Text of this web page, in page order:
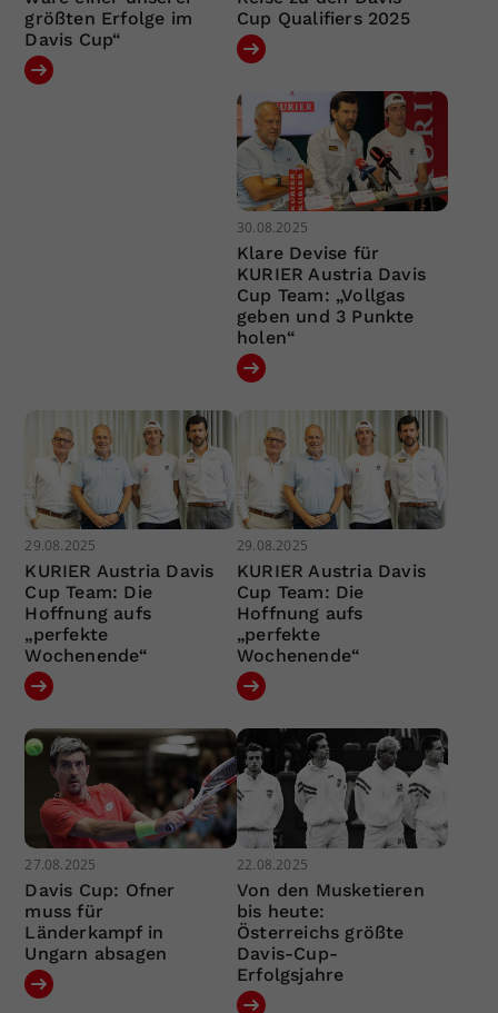
größten Erfolge im
Davis Cup“
Cup Qualifiers 2025
30.08.2025
Klare Devise für
KURIER Austria Davis
Cup Team: „Vollgas
geben und 3 Punkte
holen“
29.08.2025
KURIER Austria Davis
Cup Team: Die
Hoffnung aufs
„perfekte
Wochenende“
29.08.2025
KURIER Austria Davis
Cup Team: Die
Hoffnung aufs
„perfekte
Wochenende“
27.08.2025
Davis Cup: Ofner
muss für
Länderkampf in
Ungarn absagen
22.08.2025
Von den Musketieren
bis heute:
Österreichs größte
Davis-Cup-
Erfolgsjahre